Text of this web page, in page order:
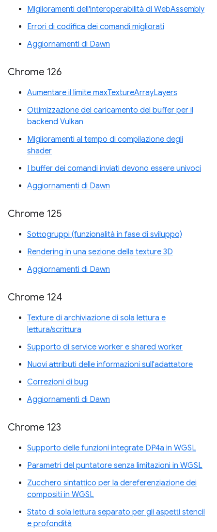
Miglioramenti dell'interoperabilità di WebAssembly
Errori di codifica dei comandi migliorati
Aggiornamenti di Dawn
Chrome 126
Aumentare il limite maxTextureArrayLayers
Ottimizzazione del caricamento del buffer per il
backend Vulkan
Miglioramenti al tempo di compilazione degli
shader
I buffer dei comandi inviati devono essere univoci
Aggiornamenti di Dawn
Chrome 125
Sottogruppi (funzionalità in fase di sviluppo)
Rendering in una sezione della texture 3D
Aggiornamenti di Dawn
Chrome 124
Texture di archiviazione di sola lettura e
lettura/scrittura
Supporto di service worker e shared worker
Nuovi attributi delle informazioni sull'adattatore
Correzioni di bug
Aggiornamenti di Dawn
Chrome 123
Supporto delle funzioni integrate DP4a in WGSL
Parametri del puntatore senza limitazioni in WGSL
Zucchero sintattico per la dereferenziazione dei
compositi in WGSL
Stato di sola lettura separato per gli aspetti stencil
e profondità